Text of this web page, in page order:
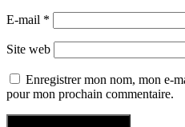
E-mail *
Site web
Enregistrer mon nom, mon e-
pour mon prochain commentaire.